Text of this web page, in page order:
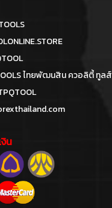
ไทยพัฒนสิน ควอลิตี้ ทูลส์
น